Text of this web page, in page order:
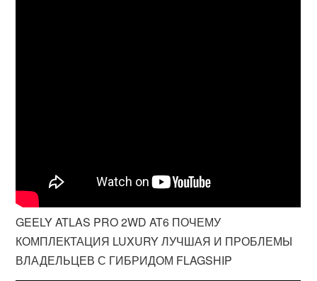
GEELY ATLAS PRO 2WD AT6 ПОЧЕМУ
КОМПЛЕКТАЦИЯ LUXURY ЛУЧШАЯ И ПРОБЛЕМЫ
ВЛАДЕЛЬЦЕВ С ГИБРИДОМ FLAGSHIP